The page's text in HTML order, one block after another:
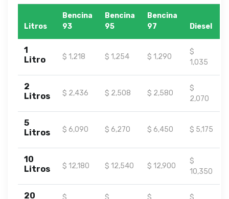
Litros
Bencina
93
Bencina
95
Bencina
97
Diesel
1
Litro
$ 1,218 $ 1,254 $ 1,290
$
1,035
2
Litros
$ 2,436 $ 2,508 $ 2,580
$
2,070
5
Litros
$ 6,090 $ 6,270 $ 6,450 $ 5,175
10
Litros
$ 12,180 $ 12,540 $ 12,900
$
10,350
20
$
$
$
$